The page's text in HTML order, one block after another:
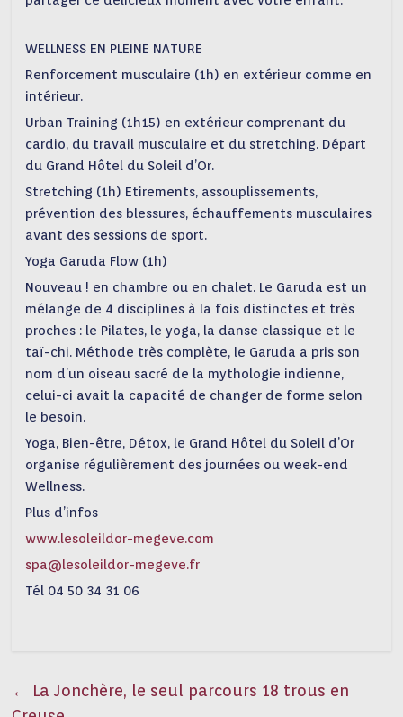
WELLNESS EN PLEINE NATURE
Renforcement musculaire (1h) en extérieur comme en
intérieur.
Urban Training (1h15) en extérieur comprenant du
cardio, du travail musculaire et du stretching. Départ
du Grand Hôtel du Soleil d’Or.
Stretching (1h) Etirements, assouplissements,
prévention des blessures, échauffements musculaires
avant des sessions de sport.
Yoga Garuda Flow (1h)
Nouveau ! en chambre ou en chalet. Le Garuda est un
mélange de 4 disciplines à la fois distinctes et très
proches : le Pilates, le yoga, la danse classique et le
taï-chi. Méthode très complète, le Garuda a pris son
nom d’un oiseau sacré de la mythologie indienne,
celui-ci avait la capacité de changer de forme selon
le besoin.
Yoga, Bien-être, Détox, le Grand Hôtel du Soleil d’Or
organise régulièrement des journées ou week-end
Wellness.
Plus d’infos
www.lesoleildor-megeve.com
spa@lesoleildor-megeve.fr
Tél 04 50 34 31 06
← La Jonchère, le seul parcours 18 trous en